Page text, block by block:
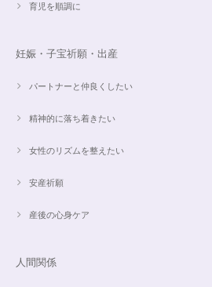
育児を順調に
妊娠・子宝祈願・出産
パートナーと仲良くしたい
精神的に落ち着きたい
女性のリズムを整えたい
安産祈願
産後の心身ケア
人間関係